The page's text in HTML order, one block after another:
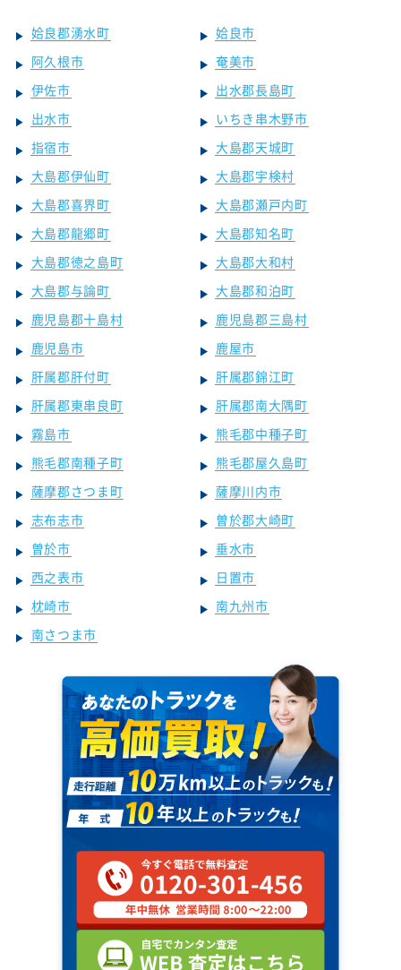
姶良郡湧水町
姶良市
阿久根市
奄美市
伊佐市
出水郡長島町
出水市
いちき串木野市
指宿市
大島郡天城町
大島郡伊仙町
大島郡宇検村
大島郡喜界町
大島郡瀬戸内町
大島郡龍郷町
大島郡知名町
大島郡徳之島町
大島郡大和村
大島郡与論町
大島郡和泊町
鹿児島郡十島村
鹿児島郡三島村
鹿児島市
鹿屋市
肝属郡肝付町
肝属郡錦江町
肝属郡東串良町
肝属郡南大隅町
霧島市
熊毛郡中種子町
熊毛郡南種子町
熊毛郡屋久島町
薩摩郡さつま町
薩摩川内市
志布志市
曽於郡大崎町
曽於市
垂水市
西之表市
日置市
枕崎市
南九州市
南さつま市